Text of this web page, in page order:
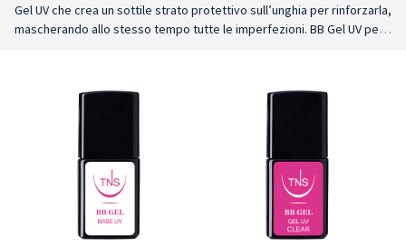
Gel UV che crea un sottile strato protettivo sull’unghia per rinforzarla,
mascherando allo stesso tempo tutte le imperfezioni. BB Gel UV per